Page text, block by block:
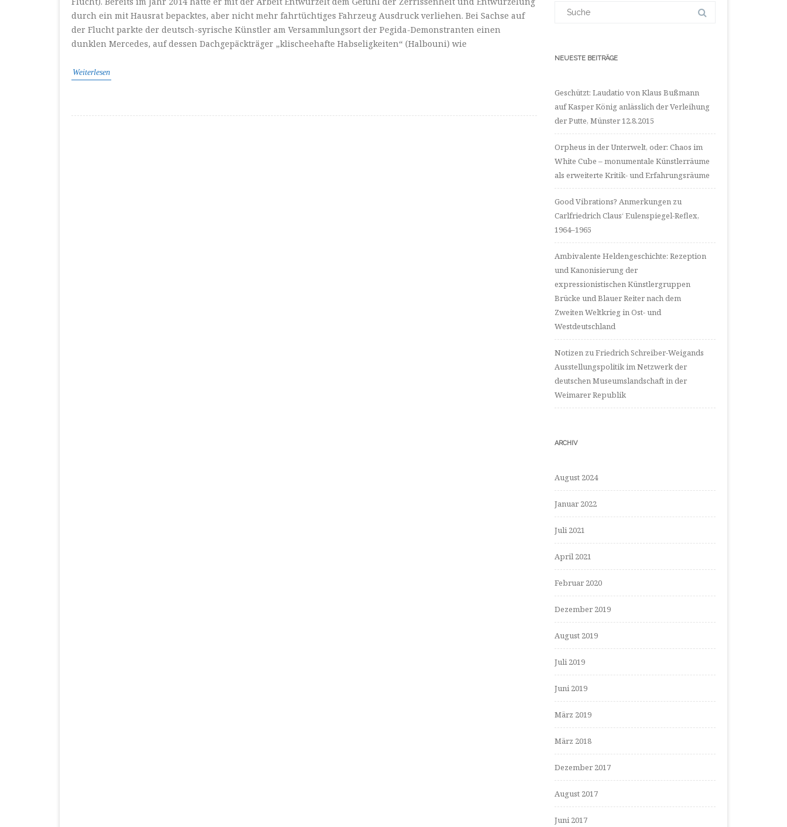
durch ein mit Hausrat bepacktes, aber nicht mehr fahrtüchtiges Fahrzeug Ausdruck verliehen. Bei Sachse auf
der Flucht parkte der deutsch-syrische Künstler am Versammlungsort der Pegida-Demonstranten einen
dunklen Mercedes, auf dessen Dachgepäckträger „klischeehafte Habseligkeiten“ (Halbouni) wie
Weiterlesen
für:
NEUESTE BEITRÄGE
Geschützt: Laudatio von Klaus Bußmann
auf Kasper König anlässlich der Verleihung
der Putte, Münster 12.8.2015
Orpheus in der Unterwelt, oder: Chaos im
White Cube – monumentale Künstlerräume
als erweiterte Kritik- und Erfahrungsräume
Good Vibrations? Anmerkungen zu
Carlfriedrich Claus‘ Eulenspiegel-Reflex,
1964–1965
Ambivalente Heldengeschichte: Rezeption
und Kanonisierung der
expressionistischen Künstlergruppen
Brücke und Blauer Reiter nach dem
Zweiten Weltkrieg in Ost- und
Westdeutschland
Notizen zu Friedrich Schreiber-Weigands
Ausstellungspolitik im Netzwerk der
deutschen Museumslandschaft in der
Weimarer Republik
ARCHIV
August 2024
Januar 2022
Juli 2021
April 2021
Februar 2020
Dezember 2019
August 2019
Juli 2019
Juni 2019
März 2019
März 2018
Dezember 2017
August 2017
Juni 2017